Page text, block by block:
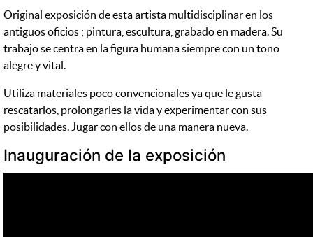
Original exposición de esta artista multidisciplinar en los
antiguos oficios ; pintura, escultura, grabado en madera. Su
trabajo se centra en la figura humana siempre con un tono
alegre y vital.
Utiliza materiales poco convencionales ya que le gusta
rescatarlos, prolongarles la vida y experimentar con sus
posibilidades. Jugar con ellos de una manera nueva.
Inauguración de la exposición